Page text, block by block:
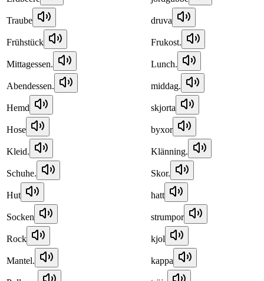
Traube druva
Frühstück Frukost.
Mittagessen. Lunch.
Abendessen. middag.
Hemd skjorta
Hose byxor
Kleid. Klänning.
Schuhe. Skor.
Hut hatt
Socken strumpor
Rock kjol
Mantel. kappa